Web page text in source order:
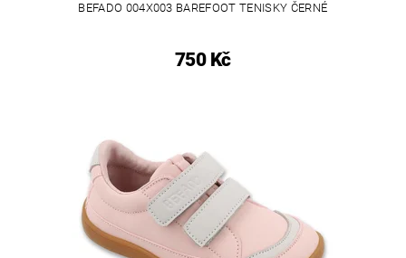
BEFADO 004X003 BAREFOOT TENISKY ČERNÉ
750 Kč